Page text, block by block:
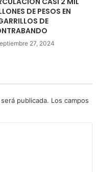
DE PESOS EN
DE
27, 2024
publicada. Los campos